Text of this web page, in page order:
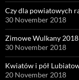
Czy dla powiatowych
30 November 2018
Zimowe Wulkany 2018
30 November 2018
Kwiatów i pół
20 November 2018